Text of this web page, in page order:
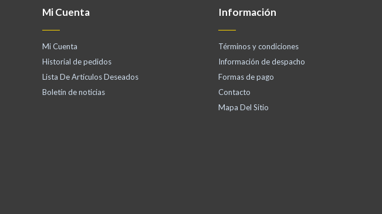
Mi Cuenta
Mi Cuenta
Historial de pedidos
Lista De Artículos Deseados
Boletín de noticias
Información
Términos y condiciones
Información de despacho
Formas de pago
Contacto
Mapa Del Sitio